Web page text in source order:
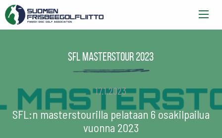
SFL masterstour 2023
17.1.2023
SFL:n masterstourilla pelataan 6 osakilpailua
vuonna 2023